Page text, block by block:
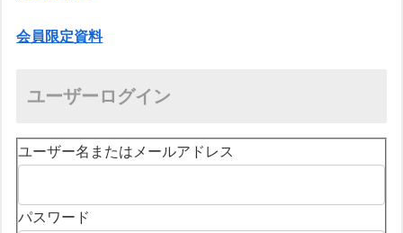
会員限定資料
ユーザーログイン
ユーザー名またはメールアドレス
パスワード